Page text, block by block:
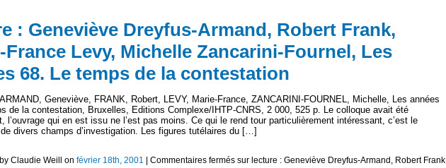
: Geneviève Dreyfus-Armand, Robert Frank,
France Levy, Michelle Zancarini-Fournel, Les
68. Le temps de la contestation
Geneviève, FRANK, Robert, LEVY, Marie-France, ZANCARINI-FOURNEL, Michelle, Les années
de la contestation, Bruxelles, Editions Complexe/IHTP-CNRS, 2 000, 525 p. Le colloque avait été
l’ouvrage qui en est issu ne l’est pas moins. Ce qui le rend tour particulièrement intéressant, c’est le
divers champs d’investigation. Les figures tutélaires du […]
Claudie Weill on février 18th, 2001 | Commentaires fermés sur lecture : Geneviève Dreyfus-Armand, Robert Frank,